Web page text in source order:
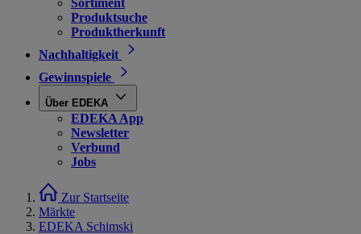
Sortiment
Produktsuche
Produktherkunft
Nachhaltigkeit
Gewinnspiele
Über EDEKA
EDEKA App
Newsletter
Verbund
Jobs
Zur Startseite
Märkte
EDEKA Schimski